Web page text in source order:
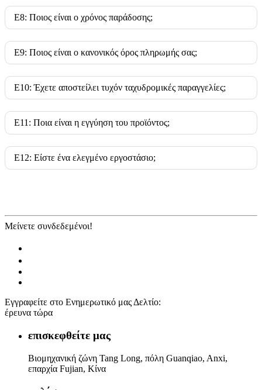
Ε8: Ποιος είναι ο χρόνος παράδοσης;
Ε9: Ποιος είναι ο κανονικός όρος πληρωμής σας;
Ε10: Έχετε αποστείλει τυχόν ταχυδρομικές παραγγελίες;
Ε11: Ποια είναι η εγγύηση του προϊόντος;
Ε12: Είστε ένα ελεγμένο εργοστάσιο;
Μείνετε συνδεδεμένοι!
Εγγραφείτε στο Ενημερωτικό μας Δελτίο:
έρευνα τώρα
επισκεφθείτε μας
Βιομηχανική ζώνη Tang Long, πόλη Guanqiao, Anxi,
επαρχία Fujian, Κίνα